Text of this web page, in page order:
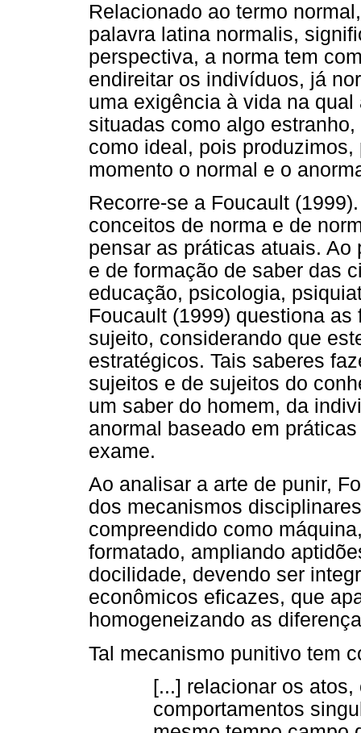
Relacionado ao termo
palavra latina normalis,
perspectiva, a norma tem
endireitar os indivíduos, já
uma exigência à vida na
situadas como algo
como ideal, pois
momento o normal e o
Recorre-se a Foucault
conceitos de norma e de
pensar as práticas atuais.
e de formação de saber das
educação, psicologia,
Foucault (1999) questiona
sujeito, considerando que
estratégicos. Tais saberes
sujeitos e de sujeitos do
um saber do homem, da
anormal baseado em
exame.
Ao analisar a arte de punir,
dos mecanismos
compreendido como
formatado, ampliando
docilidade, devendo ser
econômicos eficazes, que
homogeneizando as
Tal mecanismo punitivo tem
[...] relacionar os
comportamentos